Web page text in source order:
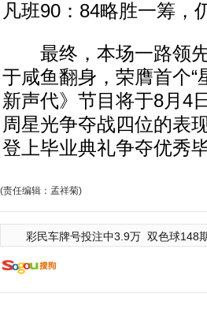
凡班90：84略胜一筹，
最终，本场一路领先
于咸鱼翻身，荣膺首个“
新声代》节目将于8月4
周星光争夺战四位的表
登上毕业典礼争夺优秀
(责任编辑：孟祥菊)
彩民车牌号投注中3.9万 双色球148